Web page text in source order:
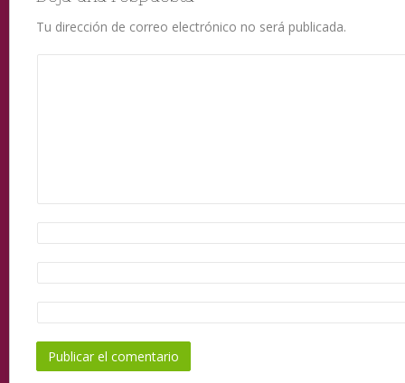
Tu dirección de correo electrónico no será publicada.